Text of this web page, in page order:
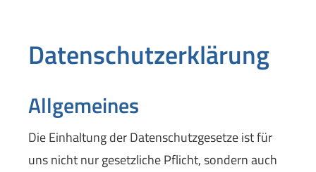
Datenschutzerklärung
Allgemeines
Die Einhaltung der Datenschutzgesetze ist für
uns nicht nur gesetzliche Pflicht, sondern auch